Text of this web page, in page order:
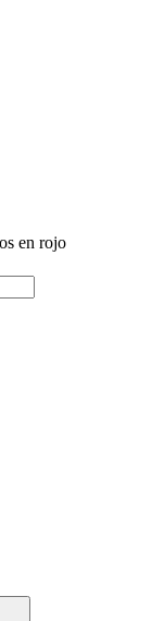
en rojo